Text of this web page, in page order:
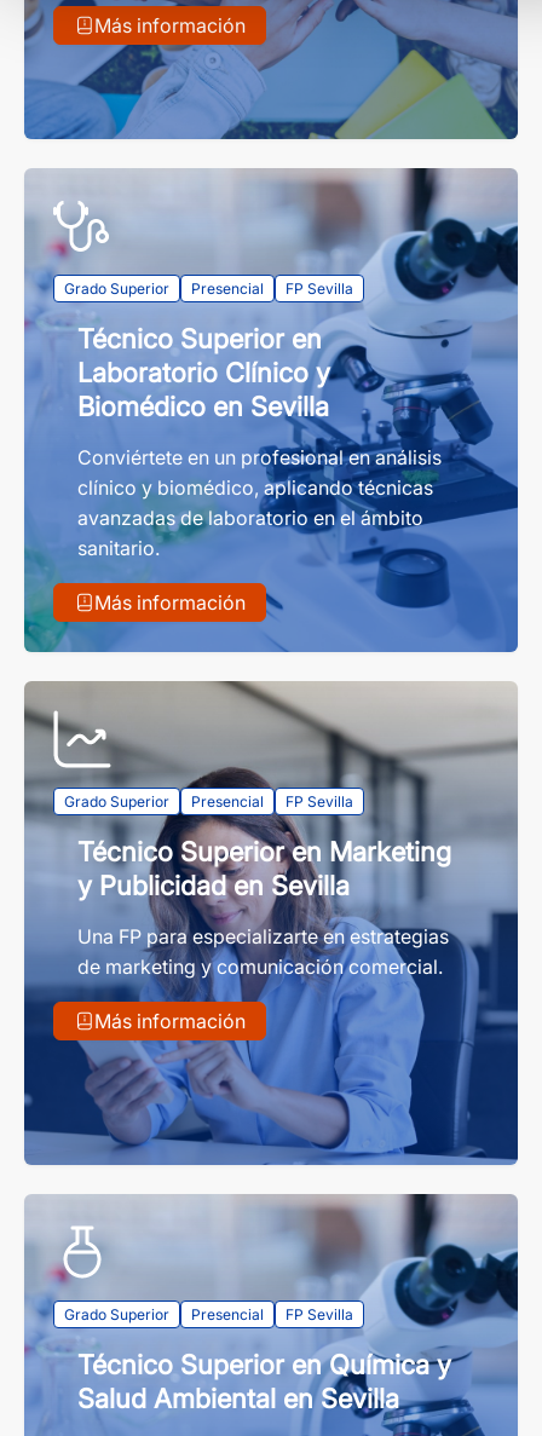
Más información
Grado Superior Presencial FP Sevilla
Técnico Superior en
Laboratorio Clínico y
Biomédico en Sevilla
Conviértete en un profesional en análisis
clínico y biomédico, aplicando técnicas
avanzadas de laboratorio en el ámbito
sanitario.
Más información
Grado Superior Presencial FP Sevilla
Técnico Superior en Marketing
y Publicidad en Sevilla
Una FP para especializarte en estrategias
de marketing y comunicación comercial.
Más información
Grado Superior Presencial FP Sevilla
Técnico Superior en Química y
Salud Ambiental en Sevilla